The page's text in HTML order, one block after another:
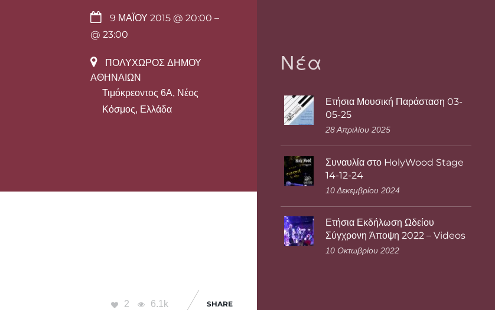
9 ΜΑΪ́ΟΥ 2015 @ 20:00 –
@ 23:00
ΠΟΛΥΧΏΡΟΣ ΔΉΜΟΥ
ΑΘΗΝΑΊΩΝ
Τιμόκρεοντος 6Α, Νέος
Κόσμος, Ελλάδα
2 6.1k SHARE
Νέα
Ετήσια Μουσική Παράσταση 03-
05-25
28 Απριλίου 2025
Συναυλία στο HolyWood Stage
14-12-24
10 Δεκεμβρίου 2024
Ετήσια Εκδήλωση Ωδείου
Σύγχρονη Άποψη 2022 – Videos
10 Οκτωβρίου 2022